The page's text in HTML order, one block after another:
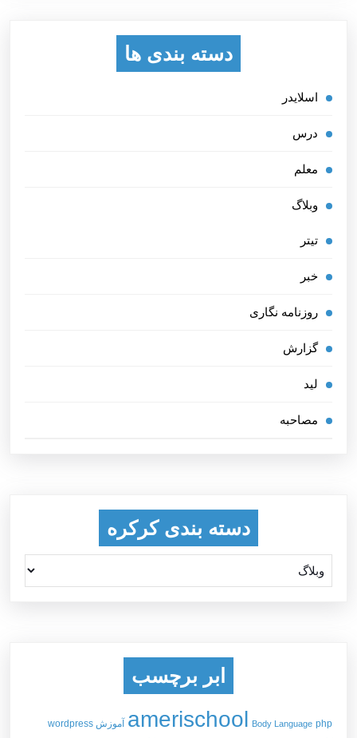
دسته بندی ها
اسلایدر
درس
معلم
وبلاگ
تیتر
خبر
روزنامه نگاری
گزارش
لید
مصاحبه
دسته بندی کرکره
ابر برچسب
amerischool Body Language php آموزش wordpress